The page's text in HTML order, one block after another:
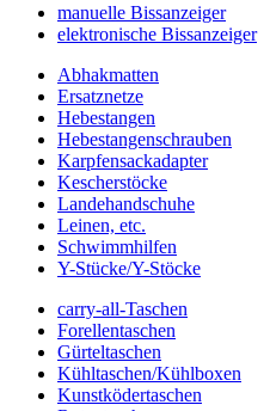
manuelle Bissanzeiger
elektronische Bissanzeiger
Abhakmatten
Ersatznetze
Hebestangen
Hebestangenschrauben
Karpfensackadapter
Kescherstöcke
Landehandschuhe
Leinen, etc.
Schwimmhilfen
Y-Stücke/Y-Stöcke
carry-all-Taschen
Forellentaschen
Gürteltaschen
Kühltaschen/Kühlboxen
Kunstködertaschen